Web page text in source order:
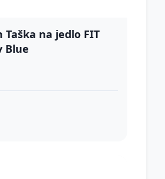
Taška na jedlo FIT
Blue